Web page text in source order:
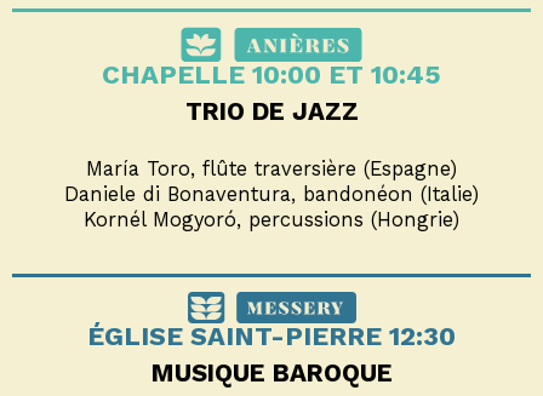
CHAPELLE 10:00 ET 10:45
TRIO DE JAZZ
María Toro, flûte traversière (Espagne)
Daniele di Bonaventura, bandonéon (Italie)
Kornél Mogyoró, percussions (Hongrie)
ÉGLISE SAINT-PIERRE 12:30
MUSIQUE BAROQUE